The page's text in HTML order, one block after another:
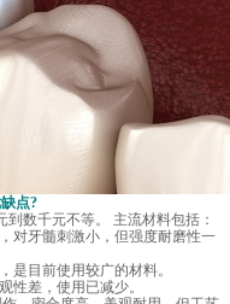
点?
数千元不等。 主流材料包括：
牙髓刺激小，但强度耐磨性一
目前使用较广的材料。
差，使用已减少。